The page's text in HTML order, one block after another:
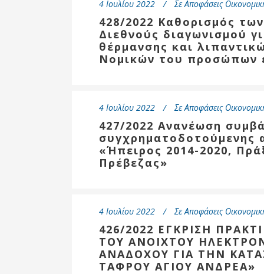
4 Ιουλίου 2022 Σε Αποφάσεις
428/2022 Καθορισμός
Διεθνούς διαγωνισμού
θέρμανσης και
Νομικών του προσώπων
4 Ιουλίου 2022 Σε Αποφάσεις
427/2022 Ανανέωση
συγχρηματοδοτούμενης
«Ήπειρος 2014-2020,
Πρέβεζας»
4 Ιουλίου 2022 Σε Αποφάσεις
426/2022 ΕΓΚΡΙΣΗ
ΤΟΥ ΑΝΟΙΧΤΟΥ
ΑΝΑΔΟΧΟΥ ΓΙΑ ΤΗΝ
ΤΑΦΡΟΥ ΑΓΙΟΥ ΑΝΔΡΕΑ»